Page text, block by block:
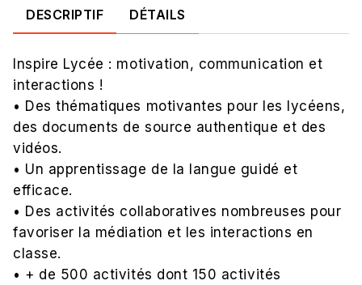
DESCRIPTIF DÉTAILS
Inspire Lycée : motivation, communication et
interactions !
• Des thématiques motivantes pour les lycéens,
des documents de source authentique et des
vidéos.
• Un apprentissage de la langue guidé et
efficace.
• Des activités collaboratives nombreuses pour
favoriser la médiation et les interactions en
classe.
• + de 500 activités dont 150 activités